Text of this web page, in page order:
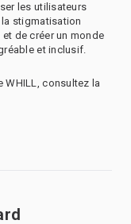
les utilisateurs
stigmatisation
de créer un monde
et inclusif.
WHILL, consultez la